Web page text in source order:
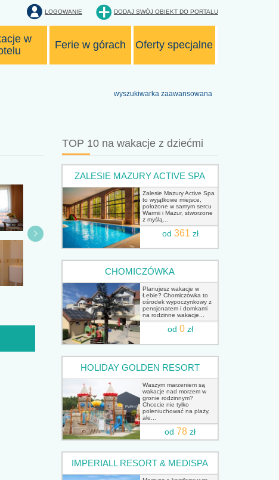
LOGOWANIE DODAJ SWÓJ OBIEKT DO PORTALU
w
Ferie w górach Oferty specjalne
wyszukiwarka zaawansowana
TOP 10 na wakacje z dziećmi
ZALESIE MAZURY ACTIVE SPA
Zalesie Mazury Active Spa
to wyjątkowe miejsce,
położone w samym sercu
Warmii i Mazur, stworzone
z myślą...
od 361 zł
CHOMICZÓWKA
Planujesz wakacje w
Łebie? Chomiczówka to
ośrodek wypoczynkowy z
pensjonatem i domkami
na rodzinne wakacje...
od 0zł
HOLIDAY GOLDEN RESORT
Waszym marzeniem są
wakacje nad morzem w
gronie rodzinnym?
Chcecie nie tylko
poleniuchować na plaży,
ale...
od78 zł
IMPERIALL RESORT & MEDISPA